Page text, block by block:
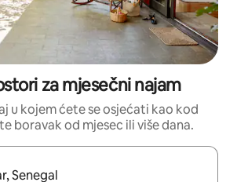
za mjesečni najam
u kojem ćete se osjećati kao kod
boravak od mjesec ili više dana.
rezultati, moći ćete ih pregledati